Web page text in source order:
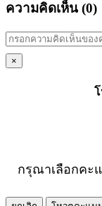
ความคิดเห็น (0)
×
กรุณาเลือกคะ